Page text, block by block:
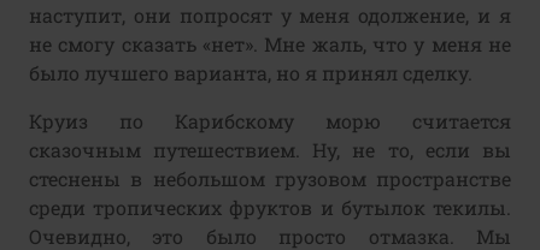
наступит, они попросят у меня одолжение, и я
не смогу сказать «нет». Мне жаль, что у меня не
было лучшего варианта, но я принял сделку.
Круиз по Карибскому морю считается
сказочным путешествием. Ну, не то, если вы
стеснены в небольшом грузовом пространстве
среди тропических фруктов и бутылок текилы.
Очевидно, это было просто отмазка. Мы